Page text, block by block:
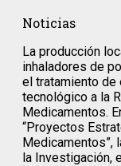
Noticias
La producción
inhaladores de
el tratamiento de
tecnológico a la
Medicamentos.
“Proyectos
Medicamentos”,
la Investigación,